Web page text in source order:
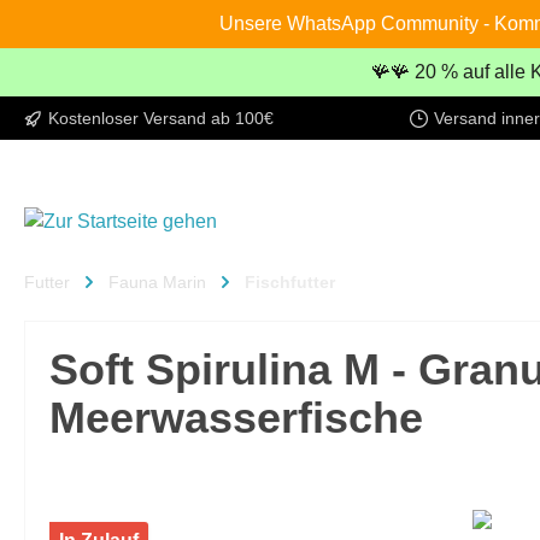
Unsere WhatsApp Community -
🪸🪸 20 % auf alle
Kostenloser Versand ab 100€ Versand
Futter Fauna Marin
Soft Spirulina M -
Meerwasserfische